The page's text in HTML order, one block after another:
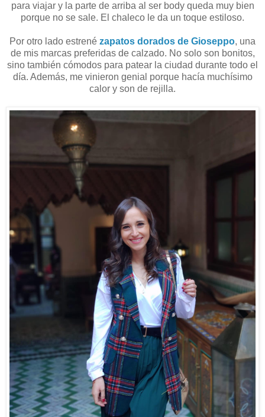
para viajar y la parte de arriba al ser body queda muy bien
porque no se sale. El chaleco le da un toque estiloso.
Por otro lado estrené zapatos dorados de Gioseppo, una
de mis marcas preferidas de calzado. No solo son bonitos,
sino también cómodos para patear la ciudad durante todo el
día. Además, me vinieron genial porque hacía muchísimo
calor y son de rejilla.